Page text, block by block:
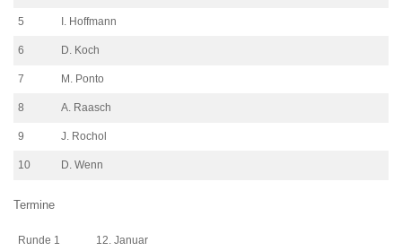
5 I. Hoffmann
6 D. Koch
7 M. Ponto
8 A. Raasch
9 J. Rochol
10 D. Wenn
Termine
Runde 1 12. Januar